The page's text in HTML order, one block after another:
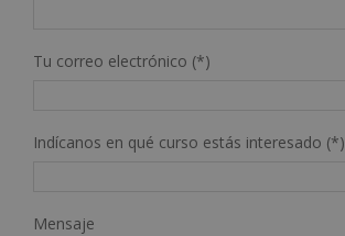
Tu correo electrónico (*)
Indícanos en qué curso estás interesado (*)
Mensaje